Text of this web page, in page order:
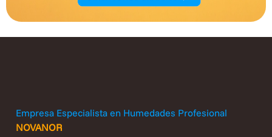
Empresa Especialista en Humedades Profesional
NOVANOR